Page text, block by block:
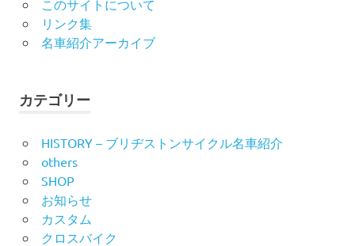
このサイトについて
リンク集
名車紹介アーカイブ
カテゴリー
HISTORY – ブリヂストンサイクル名車紹介
others
SHOP
お知らせ
カスタム
クロスバイク